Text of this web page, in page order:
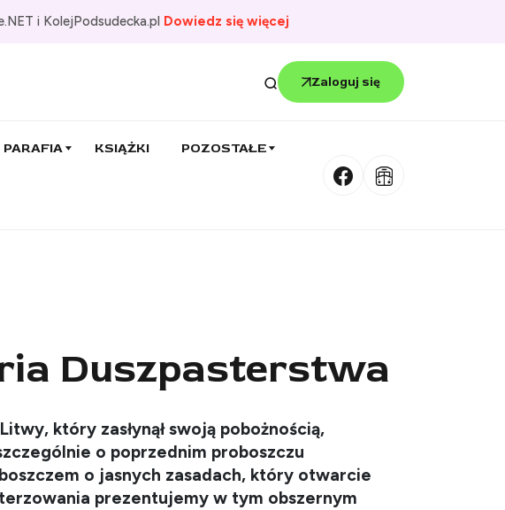
i KolejPodsudecka.pl Dowiedz się więcej
Zaloguj się
PARAFIA KSIĄŻKI POZOSTAŁE
Duszpasterstwa
który zasłynął swoją pobożnością,
o poprzednim proboszczu
o jasnych zasadach, który otwarcie
prezentujemy w tym obszernym